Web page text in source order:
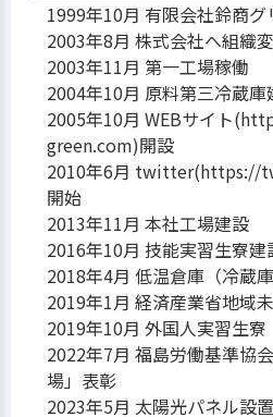
1999年10月 有限会社鈴商グ
2003年8月 株式会社へ組織
2003年11月 第一工場稼働
2004年10月 原料第三冷蔵庫
2005年10月 WEBサイト
green.com)開設
2010年6月 twitter(https://
開始
2013年11月 本社工場建設
2016年10月 技能実習生寮建
2018年4月 低温倉庫（冷蔵
2019年1月 経済産業省地域
2019年10月 外国人実習生
2022年7月 福島労働基準協
場」表彰
2023年5月 太陽光パネル設